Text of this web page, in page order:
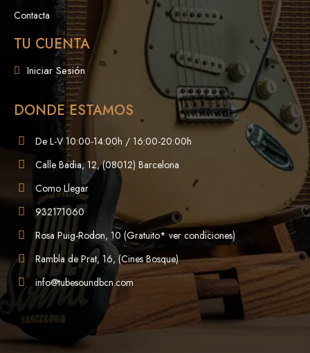
Contacta
TU CUENTA
Iniciar Sesión
DONDE ESTAMOS
De L-V 10:00-14:00h / 16:00-20:00h
Calle Badia, 12, (08012) Barcelona
Como Llegar
932171060
Rosa Puig-Rodon, 10 (Gratuito* ver condiciones)
Rambla de Prat, 16, (Cines Bosque)
info@tubesoundbcn.com